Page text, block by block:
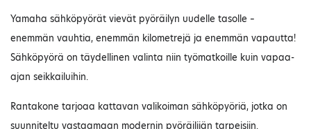
Yamaha sähköpyörät vievät pyöräilyn uudelle tasolle –
enemmän vauhtia, enemmän kilometrejä ja enemmän vapautta!
Sähköpyörä on täydellinen valinta niin työmatkoille kuin vapaa-
ajan seikkailuihin.
Rantakone tarjoaa kattavan valikoiman sähköpyöriä, jotka on
suunniteltu vastaamaan modernin pyöräilijän tarpeisiin.